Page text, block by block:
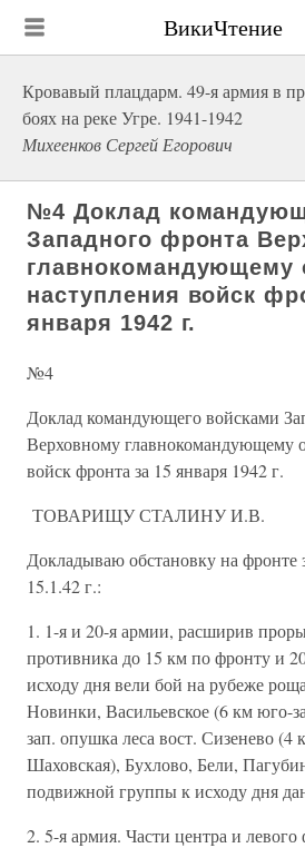
ВикиЧтение
Кровавый плацдарм. 49-я армия в
боях на реке Угре. 1941-1942
Михеенков Сергей Егорович
№4 Доклад
Западного фронта
главнокомандующему
наступления войск
января 1942 г.
№4
Доклад командующего войсками
Верховному главнокомандующему
войск фронта за 15 января 1942 г.
ТОВАРИЩУ СТАЛИНУ И.В.
Докладываю обстановку на фронте
15.1.42 г.:
1. 1-я и 20-я армии, расширив
противника до 15 км по фронту и
исходу дня вели бой на рубеже
Новинки, Васильевское (6 км юго-
зап. опушка леса вост. Сизенево (4
Шаховская), Бухлово, Бели,
подвижной группы к исходу дня
2. 5-я армия. Части центра и